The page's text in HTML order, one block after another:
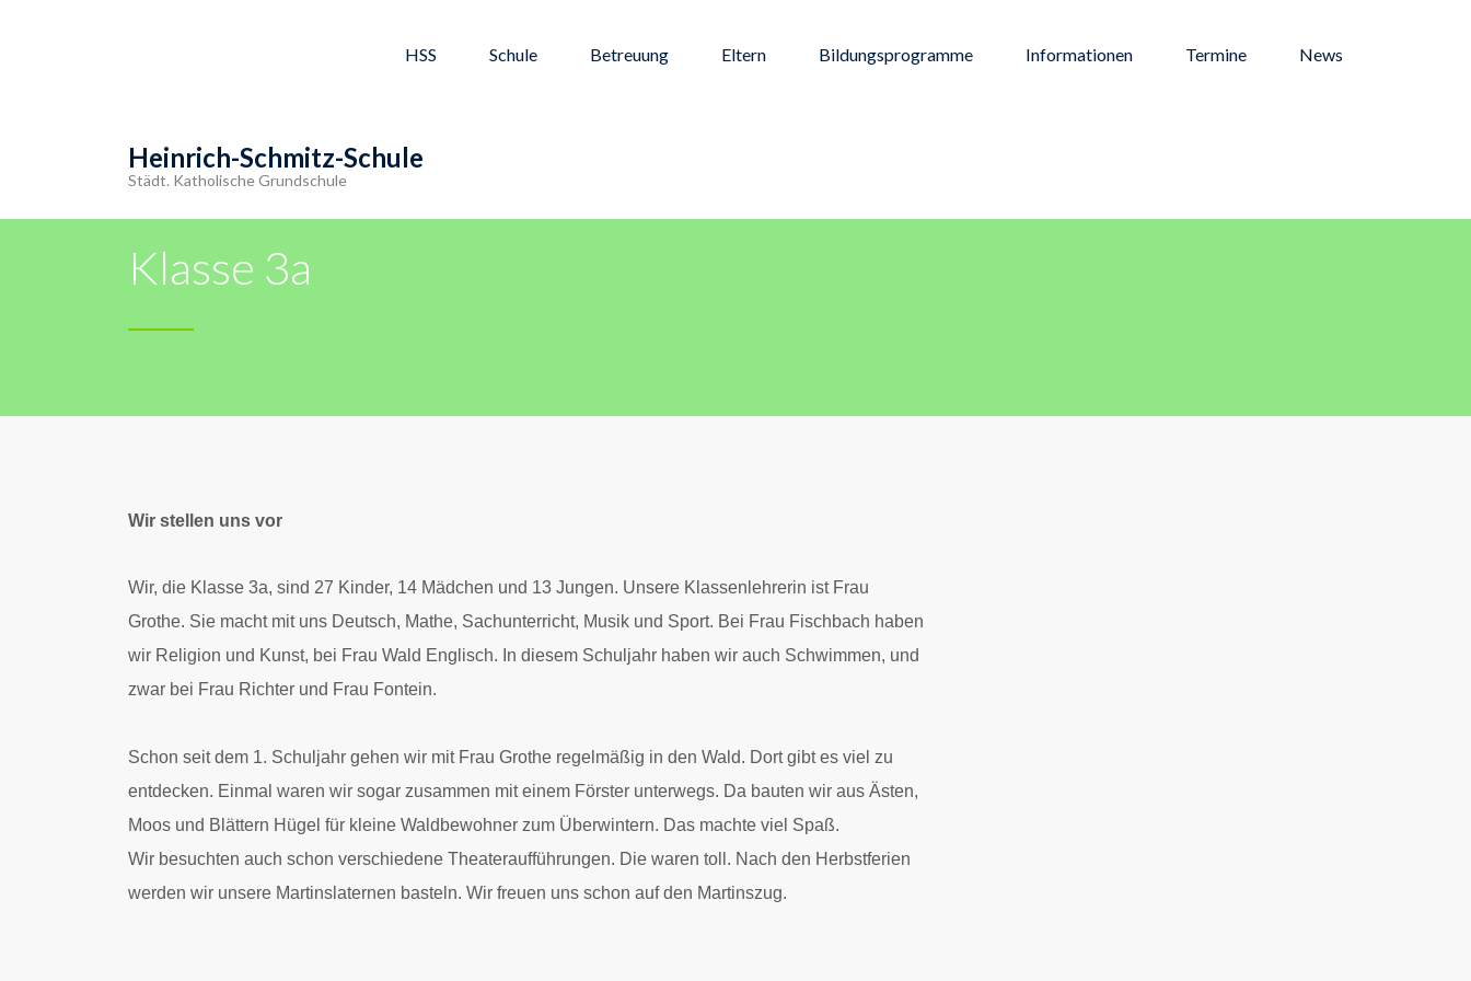
HSS Schule Betreuung Eltern Bildungsprogramme Informationen Termine News
Heinrich-Schmitz-Schule
Städt. Katholische Grundschule
Klasse 3a
Wir stellen uns vor
Wir, die Klasse 3a, sind 27 Kinder, 14 Mädchen und 13 Jungen. Unsere Klassenlehrerin ist Frau
Grothe. Sie macht mit uns Deutsch, Mathe, Sachunterricht, Musik und Sport. Bei Frau Fischbach haben
wir Religion und Kunst, bei Frau Wald Englisch. In diesem Schuljahr haben wir auch Schwimmen, und
zwar bei Frau Richter und Frau Fontein.
Schon seit dem 1. Schuljahr gehen wir mit Frau Grothe regelmäßig in den Wald. Dort gibt es viel zu
entdecken. Einmal waren wir sogar zusammen mit einem Förster unterwegs. Da bauten wir aus Ästen,
Moos und Blättern Hügel für kleine Waldbewohner zum Überwintern. Das machte viel Spaß.
Wir besuchten auch schon verschiedene Theateraufführungen. Die waren toll. Nach den Herbstferien
werden wir unsere Martinslaternen basteln. Wir freuen uns schon auf den Martinszug.